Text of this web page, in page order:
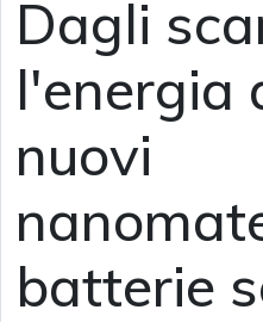
Dagli
l'energia
nuovi
batterie